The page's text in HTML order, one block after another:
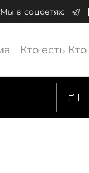
Мы в соцсетях:
Кто есть Кто